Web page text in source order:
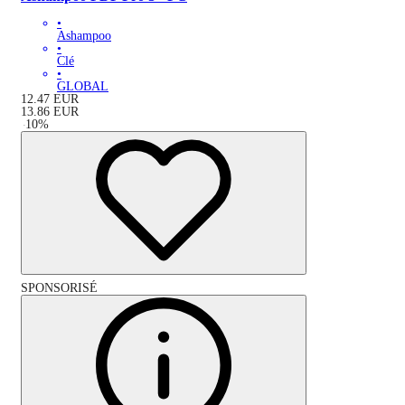
•
Ashampoo
•
Clé
•
GLOBAL
12.47 EUR
13.86 EUR
-10%
SPONSORISÉ